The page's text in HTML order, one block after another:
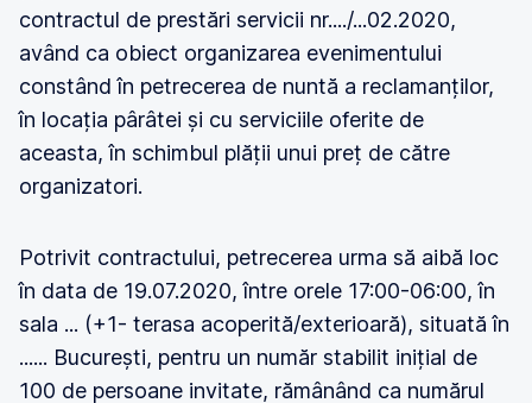
contractul de prestări servicii nr..../...02.2020,
având ca obiect organizarea evenimentului
constând în petrecerea de nuntă a reclamanților,
în locația pârâtei și cu serviciile oferite de
aceasta, în schimbul plății unui preț de către
organizatori.
Potrivit contractului, petrecerea urma să aibă loc
în data de 19.07.2020, între orele 17:00-06:00, în
sala ... (+1- terasa acoperită/exterioară), situată în
...... București, pentru un număr stabilit inițial de
100 de persoane invitate, rămânând ca numărul